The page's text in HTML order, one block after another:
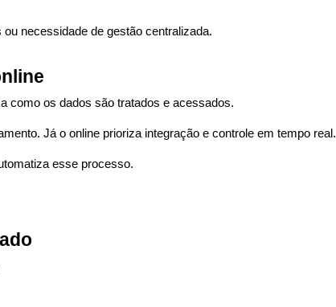
necessidade de gestão centralizada.
como os dados são tratados e acessados.
Já o online prioriza integração e controle em tempo real.
esse processo.